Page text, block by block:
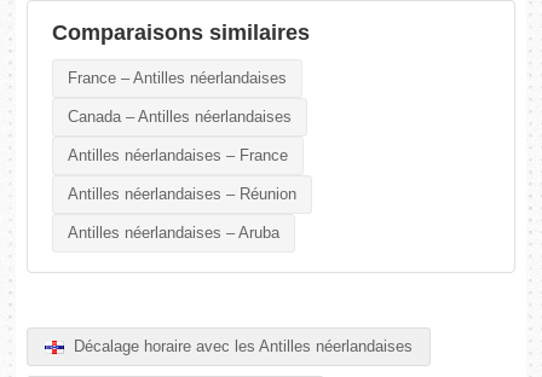
Comparaisons similaires
France – Antilles néerlandaises
Canada – Antilles néerlandaises
Antilles néerlandaises – France
Antilles néerlandaises – Réunion
Antilles néerlandaises – Aruba
Décalage horaire avec les Antilles néerlandaises